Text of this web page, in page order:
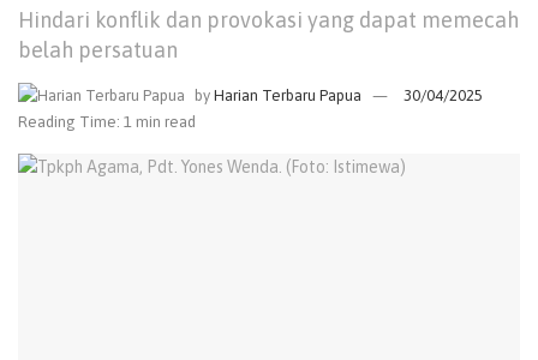
Hindari konflik dan provokasi yang dapat memecah
belah persatuan
by Harian Terbaru Papua
30/04/2025
Reading Time: 1 min read